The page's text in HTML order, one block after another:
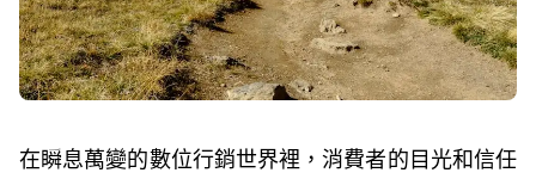
在瞬息萬變的數位行銷世界裡，消費者的目光和信任